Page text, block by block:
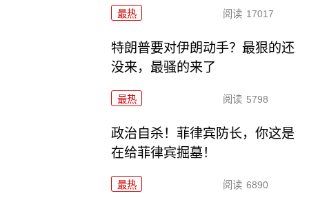
最热 阅读 17017
特朗普要对伊朗动手？最狠的还
没来，最骚的来了
最热 阅读 5798
政治自杀！菲律宾防长，你这是
在给菲律宾掘墓！
最热 阅读 6890